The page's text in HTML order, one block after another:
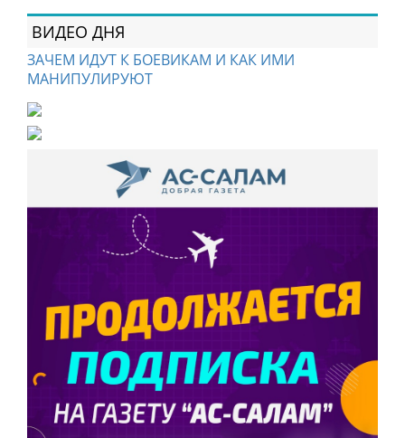
ВИДЕО ДНЯ
ЗАЧЕМ ИДУТ К БОЕВИКАМ И КАК ИМИ
МАНИПУЛИРУЮТ